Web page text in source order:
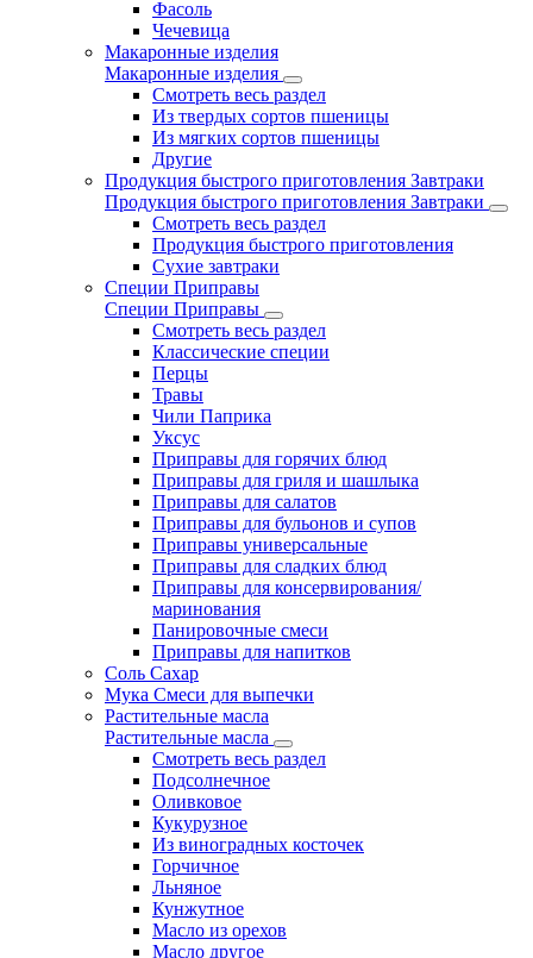
Фасоль
Чечевица
Макаронные изделия
Макаронные изделия
Смотреть весь раздел
Из твердых сортов пшеницы
Из мягких сортов пшеницы
Другие
Продукция быстрого приготовления Завтраки
Продукция быстрого приготовления Завтраки
Смотреть весь раздел
Продукция быстрого приготовления
Сухие завтраки
Специи Приправы
Специи Приправы
Смотреть весь раздел
Классические специи
Перцы
Травы
Чили Паприка
Уксус
Приправы для горячих блюд
Приправы для гриля и шашлыка
Приправы для салатов
Приправы для бульонов и супов
Приправы универсальные
Приправы для сладких блюд
Приправы для консервирования/
маринования
Панировочные смеси
Приправы для напитков
Соль Сахар
Мука Смеси для выпечки
Растительные масла
Растительные масла
Смотреть весь раздел
Подсолнечное
Оливковое
Кукурузное
Из виноградных косточек
Горчичное
Льняное
Кунжутное
Масло из орехов
Масло другое